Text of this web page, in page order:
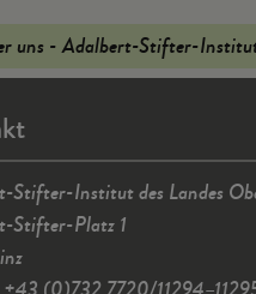
uns - Adalbert-Stifter-
Stifter-Institut des Landes
Stifter-Platz 1